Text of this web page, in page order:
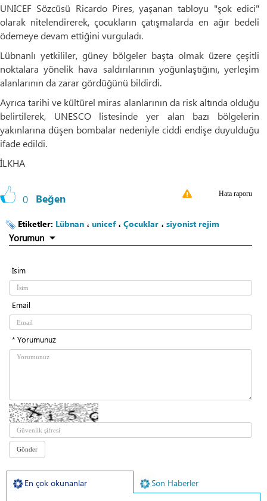
UNICEF Sözcüsü Ricardo Pires, yaşanan tabloyu "şok edici"
olarak nitelendirerek, çocukların çatışmalarda en ağır bedeli
ödemeye devam ettiğini vurguladı.
Lübnanlı yetkililer, güney bölgeler başta olmak üzere çeşitli
noktalara yönelik hava saldırılarının yoğunlaştığını, yerleşim
alanlarının da zarar gördüğünü bildirdi.
Ayrıca tarihi ve kültürel miras alanlarının da risk altında olduğu
belirtilerek, UNESCO listesinde yer alan bazı bölgelerin
yakınlarına düşen bombalar nedeniyle ciddi endişe duyulduğu
ifade edildi.
İLKHA
0 Beğen Hata raporu
Etiketler: Lübnan ، unicef، Çocuklar ، siyonist rejim
Yorumun
İsim
Email
* Yorumunuz
En çok okunanlar Son Haberler